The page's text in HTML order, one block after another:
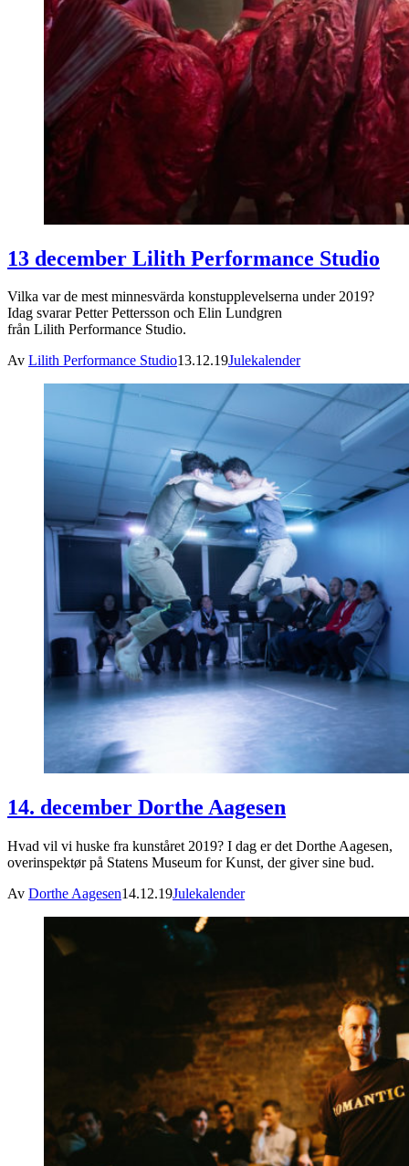
13 december Lilith Performance Studio
Vilka var de mest minnesvärda konstupplevelserna under 2019?
Idag svarar Petter Pettersson och Elin Lundgren
från Lilith Performance Studio.
Av Lilith Performance Studio13.12.19Julekalender
14. december Dorthe Aagesen
Hvad vil vi huske fra kunståret 2019? I dag er det Dorthe Aagesen,
overinspektør på Statens Museum for Kunst, der giver sine bud.
Av Dorthe Aagesen14.12.19Julekalender